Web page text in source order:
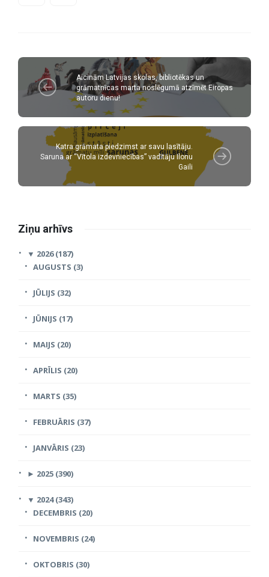
Aicinām Latvijas skolas, bibliotēkas un
grāmatnīcas marta noslēgumā atzīmēt Eiropas
autoru dienu!
Katra grāmata piedzimst ar savu lasītāju.
Saruna ar “Vītola izdevniecības” vadītāju Ilonu
Gaili
Ziņu arhīvs
▼ 2026 (187)
AUGUSTS (3)
JŪLIJS (32)
JŪNIJS (17)
MAIJS (20)
APRĪLIS (20)
MARTS (35)
FEBRUĀRIS (37)
JANVĀRIS (23)
► 2025 (390)
▼ 2024 (343)
DECEMBRIS (20)
NOVEMBRIS (24)
OKTOBRIS (30)